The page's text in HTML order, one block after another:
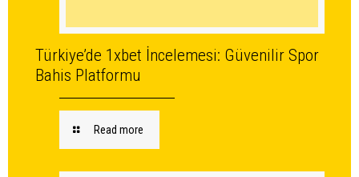
Türkiye’de 1xbet İncelemesi: Güvenilir Spor
Bahis Platformu
Read more